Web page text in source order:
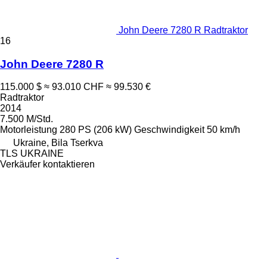
John Deere 7280 R Radtraktor
16
John Deere 7280 R
115.000 $ ≈ 93.010 CHF ≈ 99.530 €
Radtraktor
2014
7.500 M/Std.
Motorleistung 280 PS (206 kW) Geschwindigkeit 50 km/h
Ukraine, Bila Tserkva
TLS UKRAINE
Verkäufer kontaktieren